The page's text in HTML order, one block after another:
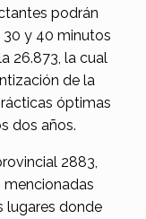
podrán
30 y 40 minutos
26.873, la cual
de la
óptimas
dos años.
2883,
mencionadas
lugares donde